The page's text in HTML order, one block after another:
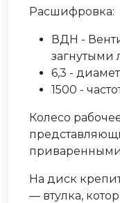
Расшифровка:
ВДН -
загнутыми
6,3 -
1500 -
Колесо
приваренными
На диск
— втулка,